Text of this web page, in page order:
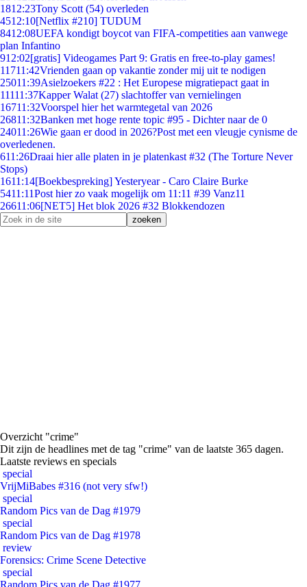
1812:23Tony Scott (54) overleden
4512:10[Netflix #210] TUDUM
8412:08UEFA kondigt boycot van FIFA-competities aan vanwege
plan Infantino
912:02[gratis] Videogames Part 9: Gratis en free-to-play games!
11711:42Vrienden gaan op vakantie zonder mij uit te nodigen
25011:39Asielzoekers #22 : Het Europese migratiepact gaat in
11111:37Kapper Walat (27) slachtoffer van vernielingen
16711:32Voorspel hier het warmtegetal van 2026
26811:32Banken met hoge rente topic #95 - Dichter naar de 0
24011:26Wie gaan er dood in 2026?Post met een vleugje cynisme de
overledenen.
611:26Draai hier alle platen in je platenkast #32 (The Torture Never
Stops)
1611:14[Boekbespreking] Yesteryear - Caro Claire Burke
5411:11Post hier zo vaak mogelijk om 11:11 #39 Vanz11
26611:06[NET5] Het blok 2026 #32 Blokkendozen
Overzicht "crime"
Dit zijn de headlines met de tag "crime" van de laatste 365 dagen.
Laatste reviews en specials
special
VrijMiBabes #316 (not very sfw!)
special
Random Pics van de Dag #1979
special
Random Pics van de Dag #1978
review
Forensics: Crime Scene Detective
special
Random Pics van de Dag #1977